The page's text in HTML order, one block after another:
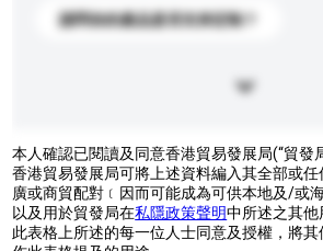
請問你的產品是否支持定制？
本人確認已閱讀及同意香港貿易發展局(“貿發
香港貿易發展局可將上述資料編入其全部或
廣或商貿配對﹝因而可能成為可供本地及/或
以及用於貿發局在私隱政策聲明中所述之其
此表格上所述的每一位人士同意及授權，將